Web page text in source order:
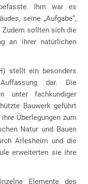
Ihm war es
seine „Aufgabe“,
sollten sich die
an ihrer natürlichen
stellt ein besonders
dar. Die
unter fachkundiger
Bauwerk geführt
Überlegungen zum
Natur und Bauen
Arlesheim und die
erweiterten sie ihre
Elemente des